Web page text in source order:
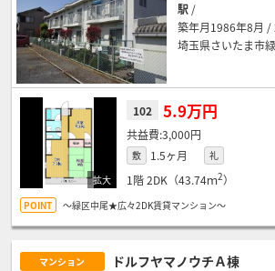
駅 /
築年月1986年8月 /
埼玉県さいたま市
102 5.9万円
3,000円
敷 1.5ヶ月 礼
1階2DK（43.74ｍ2）
～緑区中尾★広々2DK賃貸マンション～
マンション ドルフヤマノウチＡ棟